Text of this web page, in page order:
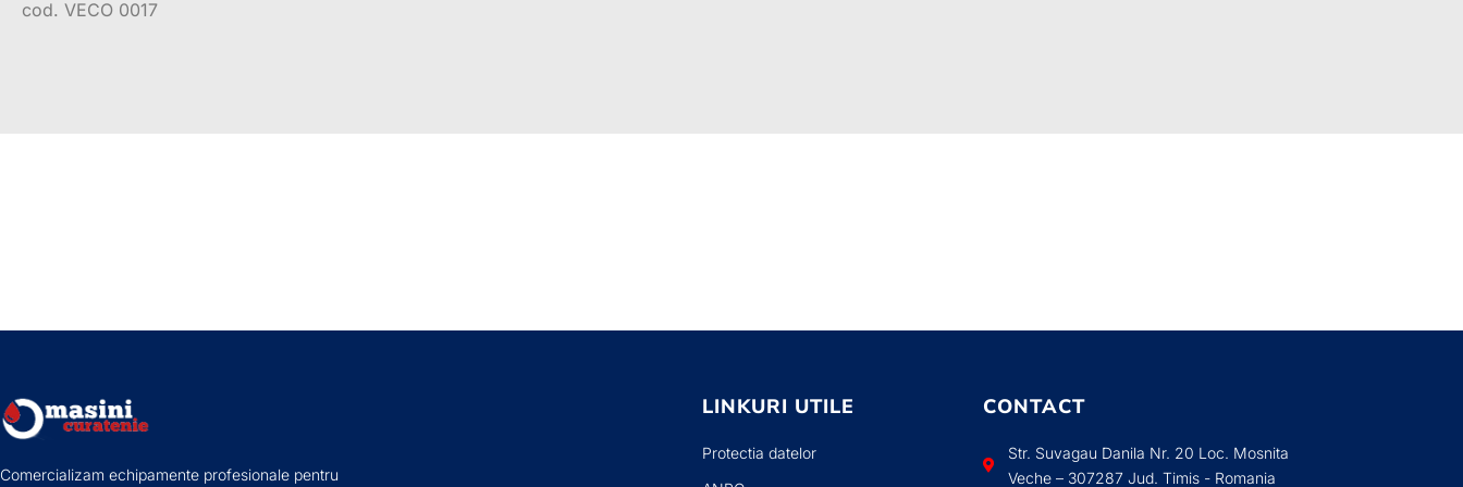
cod. VECO 0017
Comercializam echipamente profesionale pentru
LINKURI UTILE
Protectia datelor
CONTACT
Str. Suvagau Danila Nr. 20 Loc. Mosnita
Veche – 307287 Jud. Timis - Romania